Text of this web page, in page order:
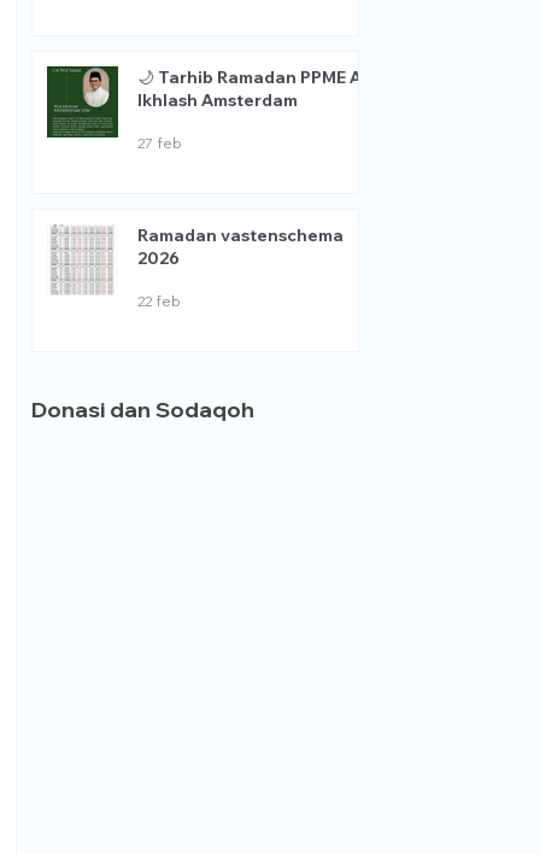
🌙 Tarhib Ramadan PPME Al
Ikhlash Amsterdam
27 feb
Ramadan vastenschema
2026
22 feb
Donasi dan Sodaqoh